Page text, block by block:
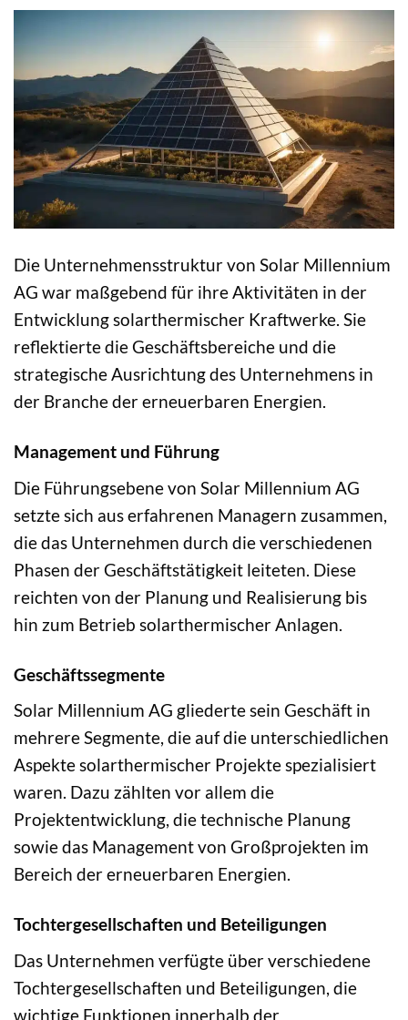
Die Unternehmensstruktur von Solar Millennium
AG war maßgebend für ihre Aktivitäten in der
Entwicklung solarthermischer Kraftwerke. Sie
reflektierte die Geschäftsbereiche und die
strategische Ausrichtung des Unternehmens in
der Branche der erneuerbaren Energien.
Management und Führung
Die Führungsebene von Solar Millennium AG
setzte sich aus erfahrenen Managern zusammen,
die das Unternehmen durch die verschiedenen
Phasen der Geschäftstätigkeit leiteten. Diese
reichten von der Planung und Realisierung bis
hin zum Betrieb solarthermischer Anlagen.
Geschäftssegmente
Solar Millennium AG gliederte sein Geschäft in
mehrere Segmente, die auf die unterschiedlichen
Aspekte solarthermischer Projekte spezialisiert
waren. Dazu zählten vor allem die
Projektentwicklung, die technische Planung
sowie das Management von Großprojekten im
Bereich der erneuerbaren Energien.
Tochtergesellschaften und Beteiligungen
Das Unternehmen verfügte über verschiedene
Tochtergesellschaften und Beteiligungen, die
wichtige Funktionen innerhalb der